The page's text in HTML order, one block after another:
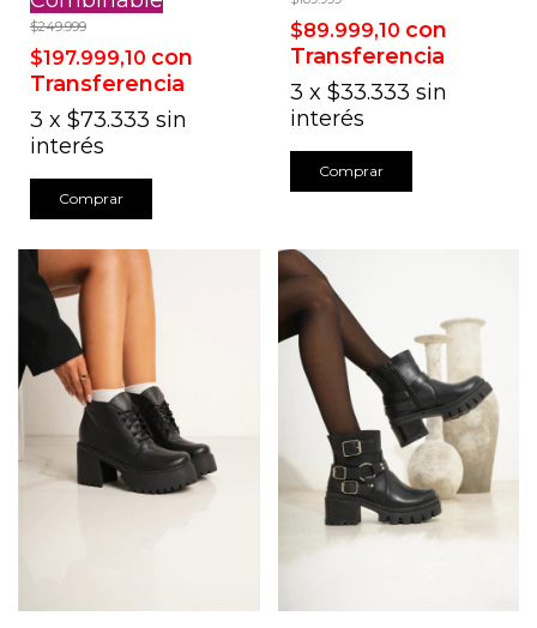
$249.999
$197.999,10 con
Transferencia
3 x $73.333 sin
interés
Comprar
$89.999,10 con
Transferencia
3 x $33.333 sin
interés
Comprar